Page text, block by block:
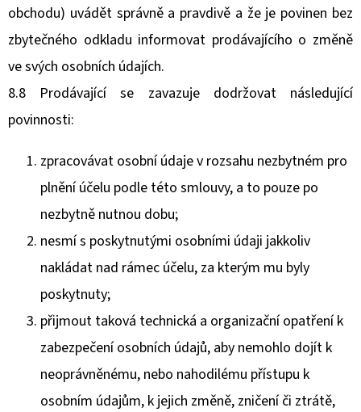
obchodu) uvádět správně a pravdivě a že je povinen bez
zbytečného odkladu informovat prodávajícího o změně
ve svých osobních údajích.
8.8 Prodávající se zavazuje dodržovat následující
povinnosti:
zpracovávat osobní údaje v rozsahu nezbytném pro
plnění účelu podle této smlouvy, a to pouze po
nezbytně nutnou dobu;
nesmí s poskytnutými osobními údaji jakkoliv
nakládat nad rámec účelu, za kterým mu byly
poskytnuty;
přijmout taková technická a organizační opatření k
zabezpečení osobních údajů, aby nemohlo dojít k
neoprávněnému, nebo nahodilému přístupu k
osobním údajům, k jejich změně, zničení či ztrátě,